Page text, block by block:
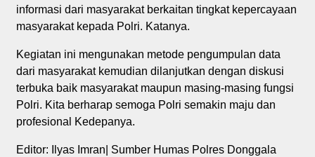
informasi dari masyarakat berkaitan tingkat kepercayaan
masyarakat kepada Polri. Katanya.
Kegiatan ini mengunakan metode pengumpulan data
dari masyarakat kemudian dilanjutkan dengan diskusi
terbuka baik masyarakat maupun masing-masing fungsi
Polri. Kita berharap semoga Polri semakin maju dan
profesional Kedepanya.
Editor: Ilyas Imran| Sumber Humas Polres Donggala